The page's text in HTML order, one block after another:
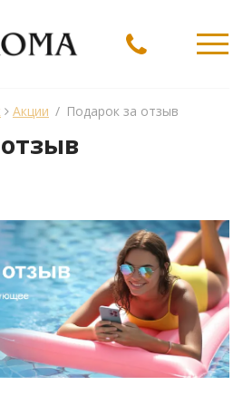
Акции / Подарок за отзыв